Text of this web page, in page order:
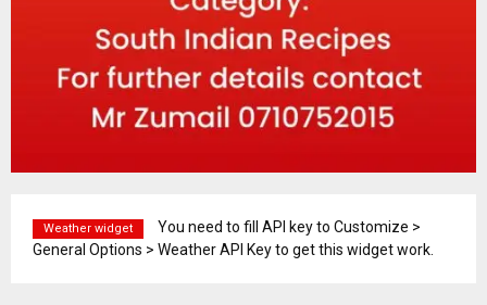
Weather widget
You need to fill API key to Customize >
General Options > Weather API Key to get this widget work.